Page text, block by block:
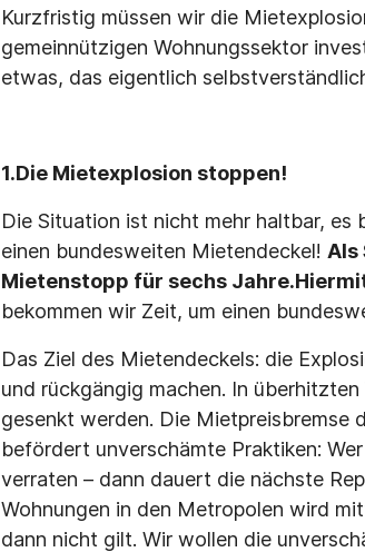
Kurzfristig müssen wir die
gemeinnützigen Wohnungssektor
etwas, das eigentlich
1.Die Mietexplosion stoppen!
Die Situation ist nicht mehr haltbar,
einen bundesweiten Mietendeckel! Als
Mietenstopp für sechs Jahre.
bekommen wir Zeit, um einen
Das Ziel des Mietendeckels: die
und rückgängig machen. In
gesenkt werden. Die Mietpreisbremse
befördert unverschämte Praktiken:
verraten – dann dauert die nächste
Wohnungen in den Metropolen wird
dann nicht gilt. Wir wollen die